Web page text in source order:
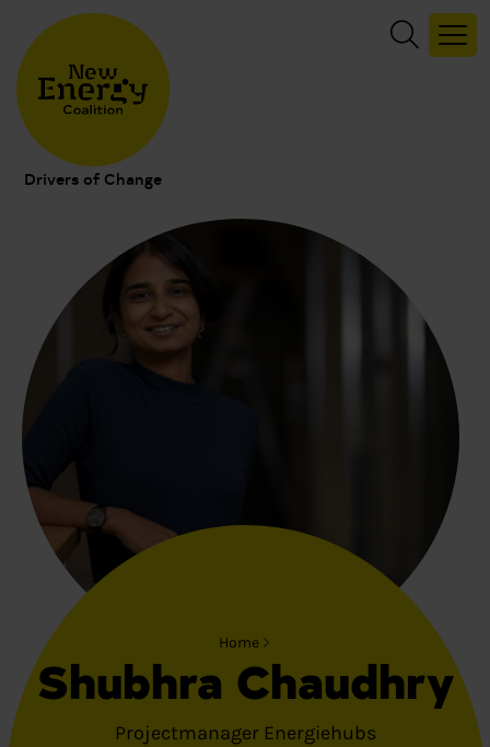
Drivers of Change
Home
Shubhra Chaudhry
Projectmanager Energiehubs